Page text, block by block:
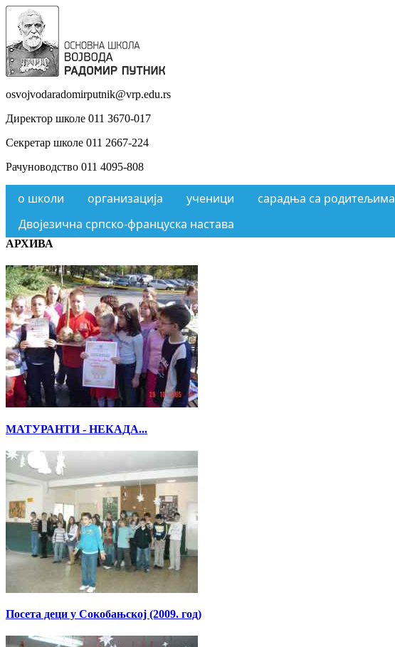
osvojvodaradomirputnik@vrp.edu.rs
Директор школе 011 3670-017
Секретар школе 011 2667-224
Рачуноводство 011 4095-808
о школи организација ученици сарадња са родитељима
Двојезична српско-француска настава
АРХИВА
МАТУРАНТИ - НЕКАДА...
Посета деци у Сокобањској (2009. год)